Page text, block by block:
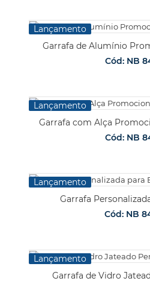
Lançamento
Garrafa de Alumínio
Cód: NB
Lançamento
Garrafa com Alça
Cód: NB
Lançamento
Garrafa
Cód: NB
Lançamento
Garrafa de Vidro